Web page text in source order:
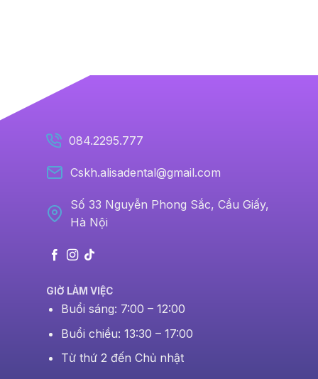
084.2295.777
Cskh.alisadental@gmail.com
Số 33 Nguyễn Phong Sắc, Cầu Giấy,
Hà Nội
GIỜ LÀM VIỆC
Buổi sáng: 7:00 – 12:00
Buổi chiều: 13:30 – 17:00
Từ thứ 2 đến Chủ nhật